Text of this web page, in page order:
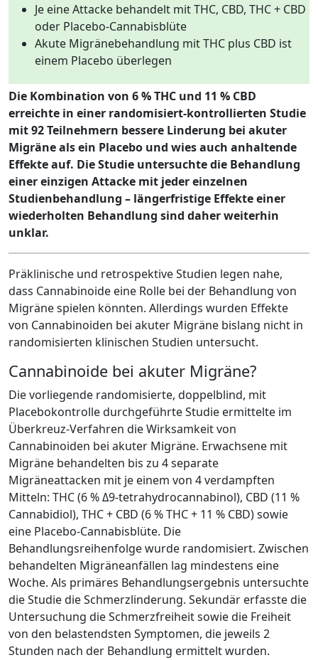
Je eine Attacke behandelt mit THC, CBD, THC + CBD
oder Placebo-Cannabisblüte
Akute Migränebehandlung mit THC plus CBD ist
einem Placebo überlegen
Die Kombination von 6 % THC und 11 % CBD
erreichte in einer randomisiert-kontrollierten Studie
mit 92 Teilnehmern bessere Linderung bei akuter
Migräne als ein Placebo und wies auch anhaltende
Effekte auf. Die Studie untersuchte die Behandlung
einer einzigen Attacke mit jeder einzelnen
Studienbehandlung – längerfristige Effekte einer
wiederholten Behandlung sind daher weiterhin
unklar.
Präklinische und retrospektive Studien legen nahe,
dass Cannabinoide eine Rolle bei der Behandlung von
Migräne spielen könnten. Allerdings wurden Effekte
von Cannabinoiden bei akuter Migräne bislang nicht in
randomisierten klinischen Studien untersucht.
Cannabinoide bei akuter Migräne?
Die vorliegende randomisierte, doppelblind, mit
Placebokontrolle durchgeführte Studie ermittelte im
Überkreuz-Verfahren die Wirksamkeit von
Cannabinoiden bei akuter Migräne. Erwachsene mit
Migräne behandelten bis zu 4 separate
Migräneattacken mit je einem von 4 verdampften
Mitteln: THC (6 % Δ9-tetrahydrocannabinol), CBD (11 %
Cannabidiol), THC + CBD (6 % THC + 11 % CBD) sowie
eine Placebo-Cannabisblüte. Die
Behandlungsreihenfolge wurde randomisiert. Zwischen
behandelten Migräneanfällen lag mindestens eine
Woche. Als primäres Behandlungsergebnis untersuchte
die Studie die Schmerzlinderung. Sekundär erfasste die
Untersuchung die Schmerzfreiheit sowie die Freiheit
von den belastendsten Symptomen, die jeweils 2
Stunden nach der Behandlung ermittelt wurden.